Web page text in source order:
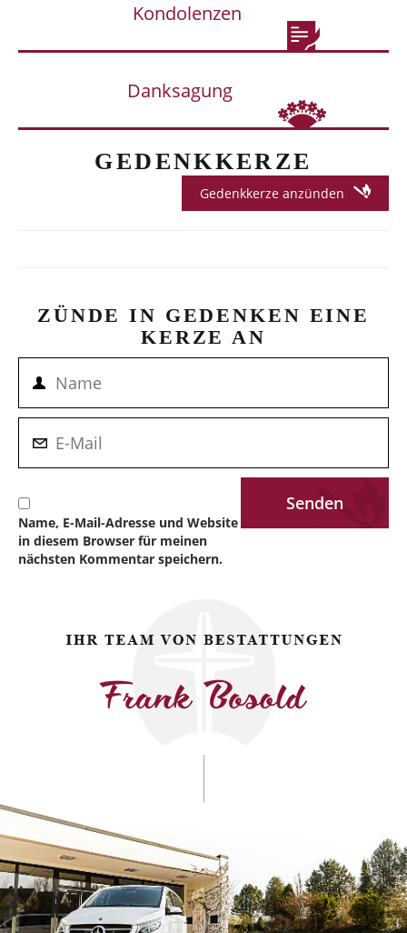
Kondolenzen
Danksagung
GEDENKKERZE
Gedenkkerze anzünden
ZÜNDE IN GEDENKEN EINE
KERZE AN
Name, E-Mail-Adresse und Website
in diesem Browser für meinen
nächsten Kommentar speichern.